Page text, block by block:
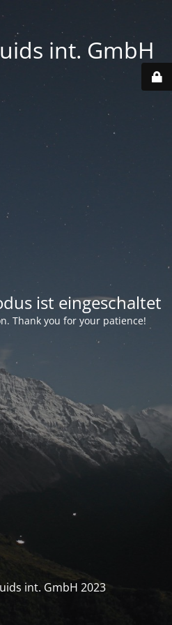
int. GmbH
ist eingeschaltet
Thank you for your patience!
int. GmbH 2023